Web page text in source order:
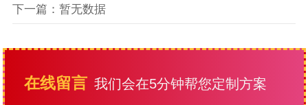
下一篇：暂无数据
在线留言 我们会在5分钟帮您定制方案